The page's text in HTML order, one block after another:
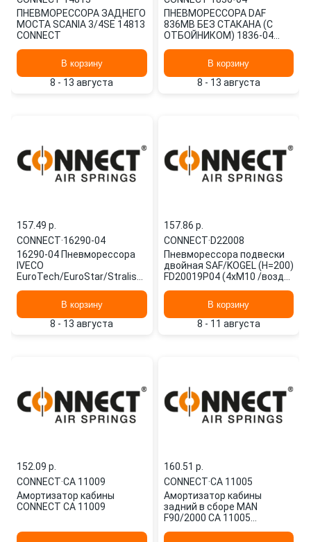
ПНЕВМОРЕССОРА ЗАДНЕГО
МОСТА SCANIA 3/4SE 14813
CONNECT
В корзину
8 - 13 августа
ПНЕВМОРЕССОРА DAF
836MB БЕЗ СТАКАНА (С
ОТБОЙНИКОМ) 1836-04
В корзину
8 - 13 августа
157.49 p.
CONNECT·16290-04
16290-04 Пневморессора
IVECO
EuroTech/EuroStar/Stralis
правая без стакана(OE
В корзину
8 - 13 августа
157.86 p.
CONNECT·D22008
Пневморессора подвески
двойная SAF/KOGEL (H=200)
FD20019P04 (4xM10 /воздух
В корзину
8 - 11 августа
152.09 p.
CONNECT·CA 11009
Амортизатор кабины
CONNECT CA 11009
160.51 p.
CONNECT·CA 11005
Амортизатор кабины
задний в сборе MAN
F90/2000 CA 11005